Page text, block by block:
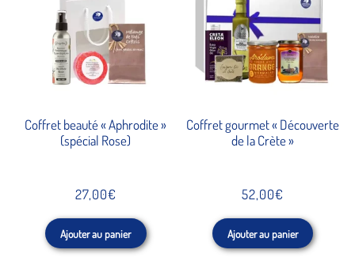
Coffret beauté « Aphrodite »
(spécial Rose)
27,00€
Ajouter au panier
Coffret gourmet « Découverte
de la Crète »
52,00€
Ajouter au panier